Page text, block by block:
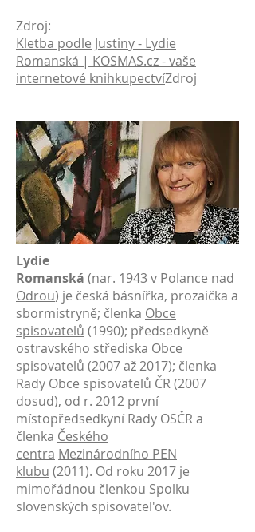
Zdroj:
Kletba podle Justiny - Lydie
Romanská | KOSMAS.cz - vaše
internetové knihkupectvíZdroj
Lydie
Romanská (nar. 1943v Polance nad
Odrou) je česká básnířka, prozaička a
sbormistryně; členka Obce
spisovatelů (1990); předsedkyně
ostravského střediska Obce
spisovatelů (2007 až 2017); členka
Rady Obce spisovatelů ČR (2007
dosud), od r. 2012 první
místopředsedkyní Rady OSČR a
členka Českého
centra Mezinárodního PEN
klubu (2011). Od roku 2017 je
mimořádnou členkou Spolku
slovenských spisovatel'ov.